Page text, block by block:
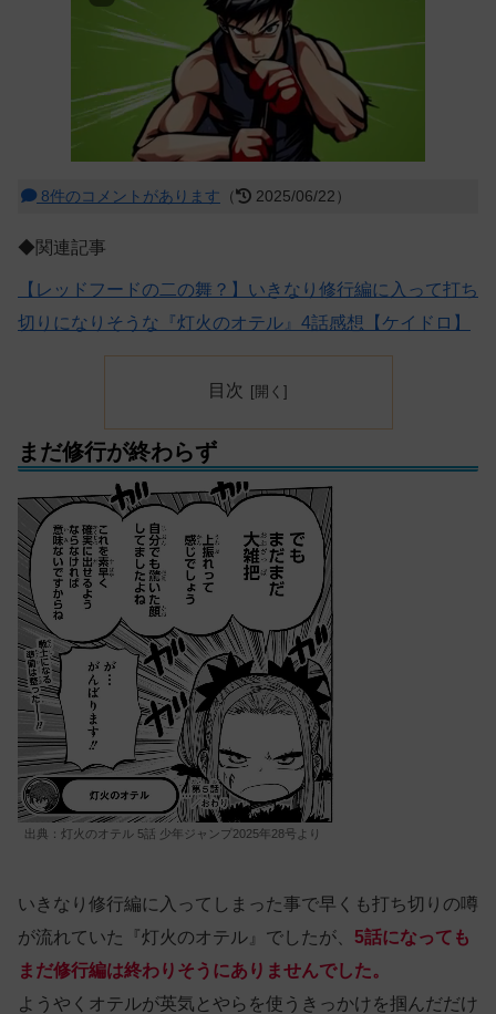
8件のコメントがあります （ 2025/06/22）
◆関連記事
【レッドフードの二の舞？】いきなり修行編に入って打ち
切りになりそうな『灯火のオテル』4話感想【ケイドロ】
目次
まだ修行が終わらず
出典：灯火のオテル 5話 少年ジャンプ2025年28号より
いきなり修行編に入ってしまった事で早くも打ち切りの噂
が流れていた『灯火のオテル』でしたが、 5話になっても
まだ修行編は終わりそうにありませんでした。
ようやくオテルが英気とやらを使うきっかけを掴んだだけ